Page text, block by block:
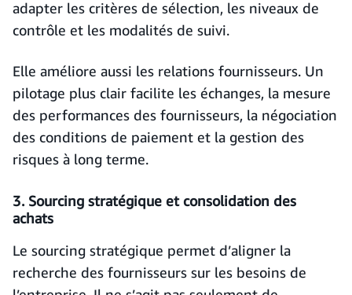
adapter les critères de sélection, les niveaux de
contrôle et les modalités de suivi.
Elle améliore aussi les relations fournisseurs. Un
pilotage plus clair facilite les échanges, la mesure
des performances des fournisseurs, la négociation
des conditions de paiement et la gestion des
risques à long terme.
3. Sourcing stratégique et consolidation des
achats
Le sourcing stratégique permet d’aligner la
recherche des fournisseurs sur les besoins de